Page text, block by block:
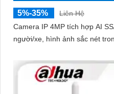
5%-35%
Liên Hệ
Camera IP 4MP tích hợp AI
người/xe, hình ảnh sắc nét